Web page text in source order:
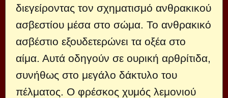
διεγείροντας τον σχηματισμό ανθρακικού
ασβεστίου μέσα στο σώμα. Το ανθρακικό
ασβέστιο εξουδετερώνει τα οξέα στο
αίμα. Αυτά οδηγούν σε ουρική αρθρίτιδα,
συνήθως στο μεγάλο δάκτυλο του
πέλματος. Ο φρέσκος χυμός λεμονιού